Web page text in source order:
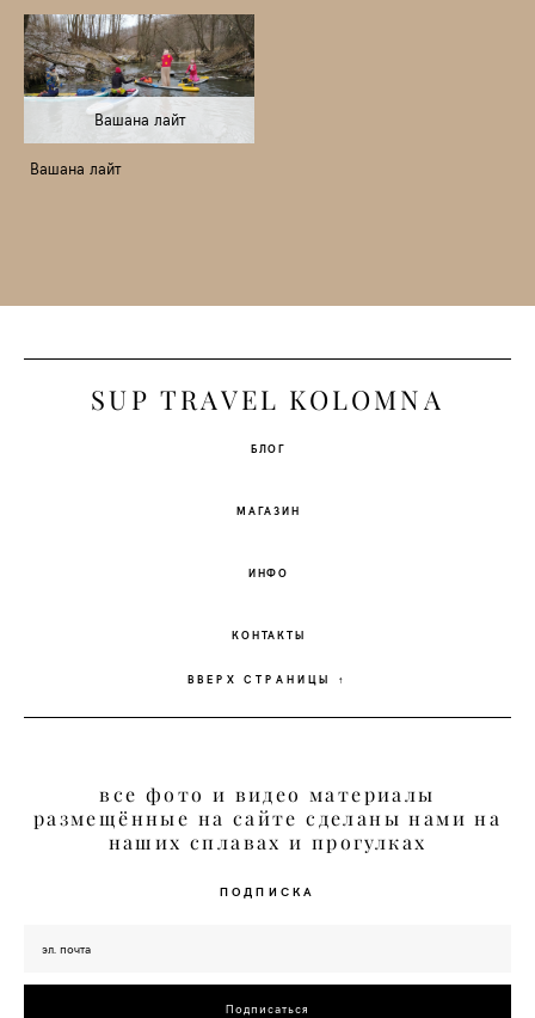
Вашана лайт
Вашана лайт
SUP TRAVEL KOLOMNA
БЛОГ
МАГАЗИН
ИНФО
КОНТАКТЫ
ВВЕРХ СТРАНИЦЫ ↑
все фото и видео материалы
размещённые на сайте сделаны нами на
наших сплавах и прогулках
ПОДПИСКА
Подписаться